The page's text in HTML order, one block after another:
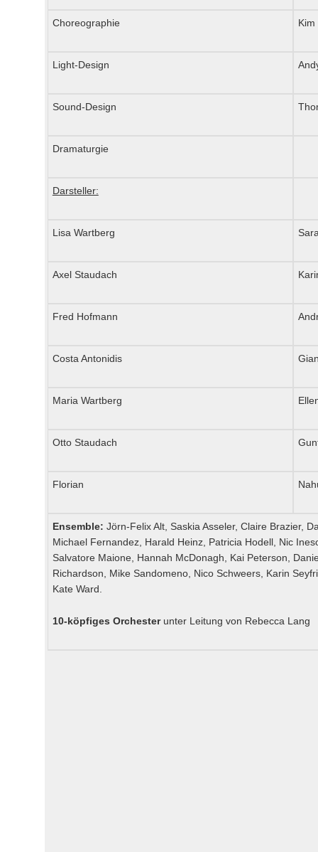
Choreographie Kim
Light-Design
Sound-Design
Dramaturgie
Darsteller:
Lisa Wartberg
Axel Staudach
Fred Hofmann
Costa Antonidis
Maria Wartberg
Otto Staudach
Florian
Ensemble: Jörn-Felix Alt, Saskia Asseler, Claire Brazier,
Michael Fernandez, Harald Heinz, Patricia Hodell, Nic
Salvatore Maione, Hannah McDonagh, Kai Peterson,
Richardson, Mike Sandomeno, Nico Schweers, Karin
Kate Ward.
10-köpfiges Orchesterunter Leitung von Rebecca Lang